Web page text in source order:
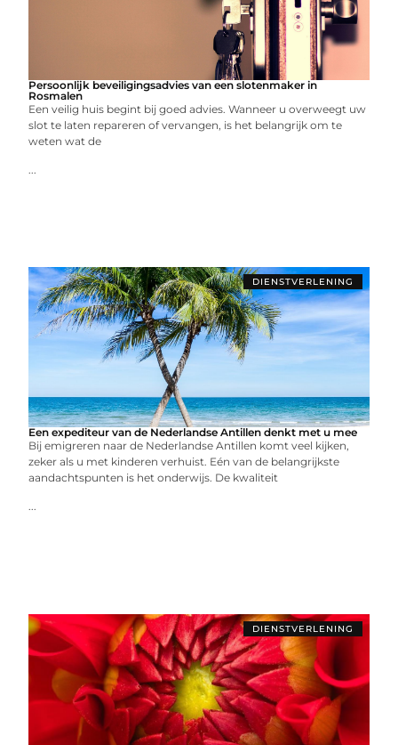
Persoonlijk beveiligingsadvies van een slotenmaker in
Rosmalen
Een veilig huis begint bij goed advies. Wanneer u overweegt uw
slot te laten repareren of vervangen, is het belangrijk om te
weten wat de
...
DIENSTVERLENING
Een expediteur van de Nederlandse Antillen denkt met u mee
Bij emigreren naar de Nederlandse Antillen komt veel kijken,
zeker als u met kinderen verhuist. Eén van de belangrijkste
aandachtspunten is het onderwijs. De kwaliteit
...
DIENSTVERLENING